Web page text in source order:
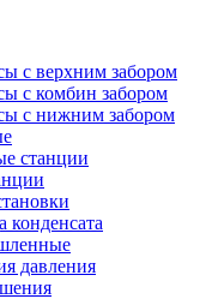
с верхним забором
с комбин забором
с нижним забором
станции
конденсата
давления